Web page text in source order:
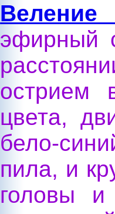
Веление
эфирный
острием
цвета,
бело-
пила, и
головы и